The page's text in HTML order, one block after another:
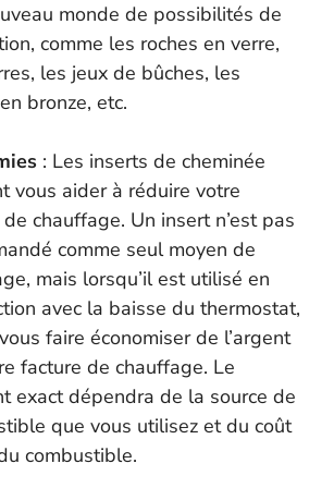
monde de possibilités de
comme les roches en verre,
les jeux de bûches, les
bronze, etc.
: Les inserts de cheminée
vous aider à réduire votre
chauffage. Un insert n’est pas
comme seul moyen de
mais lorsqu’il est utilisé en
avec la baisse du thermostat,
faire économiser de l’argent
facture de chauffage. Le
exact dépendra de la source de
que vous utilisez et du coût
combustible.